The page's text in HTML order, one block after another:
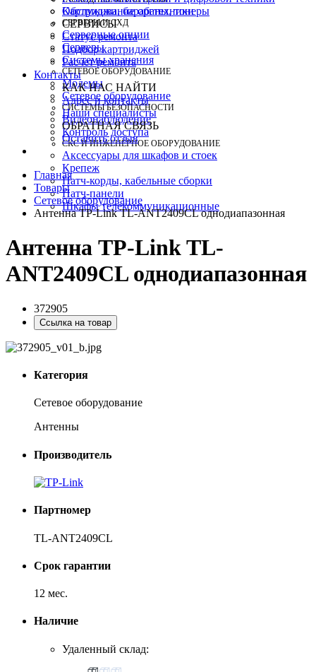
Картриджи, барабаны, тонеры
СЕРВЕРЫ И СХД
Серверные опции
Серверы
Системы хранения
СЕТЕВОЕ ОБОРУДОВАНИЕ
Модемы
Сетевое оборудование
СИСТЕМЫ БЕЗОПАСНОСТИ
Видеонаблюдение
Контроль доступа
СКС И ИНЖЕНЕРНОЕ ОБОРУДОВАНИЕ
Аксессуары для шкафов и стоек
Крепеж
Патч-корды, кабельные сборки
Патч-панели
Шкафы телекоммуникационные
Обслуживание оргтехники
СЕРВИСЫ
Статус ремонта
Подбор картриджей
Расчет ремонта
Контакты
КАК НАС НАЙТИ
Адрес и контакты
Наши специалисты
ОБРАТНАЯ СВЯЗЬ
Оставить отзыв
Главная
Товары
Сетевое оборудование
Антенна TP-Link TL-ANT2409CL однодиапазонная
Антенна TP-Link TL-
ANT2409CL однодиапазонная
372905
Ссылка на товар
Категория
Сетевое оборудование
Антенны
Производитель
Партномер
TL-ANT2409CL
Срок гарантии
12 мес.
Наличие
Удаленный склад: